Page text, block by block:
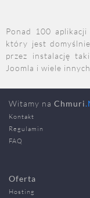
Ponad 100
który jest
przez instalację
Joomla i wiele
Witamy na Chmuri
Kontakt
Regulamin
FAQ
Oferta
Hosting